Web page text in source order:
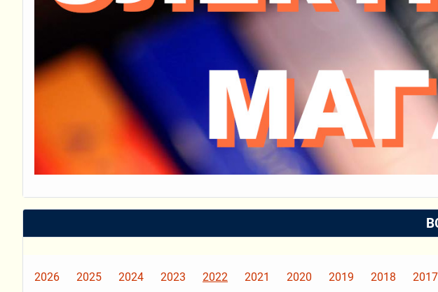
2026 2025 2024 2023 2022 2021 2020 2019 2018 2017